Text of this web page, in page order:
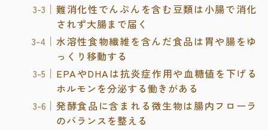
難消化性でんぷんを含む豆類は小腸で消化
されず大腸まで届く
水溶性食物繊維を含んだ食品は胃や腸をゆ
っくり移動する
EPAやDHAは抗炎症作用や血糖値を下げる
ホルモンを分泌する働きがある
発酵食品に含まれる微生物は腸内フローラ
のバランスを整える